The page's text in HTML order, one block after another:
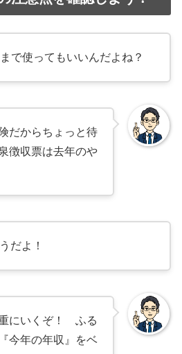
で使ってもいいんだよね？
だからちょっと待
徴収票は去年のや
だよ！
にいくぞ！ ふる
今年の年収』をベ